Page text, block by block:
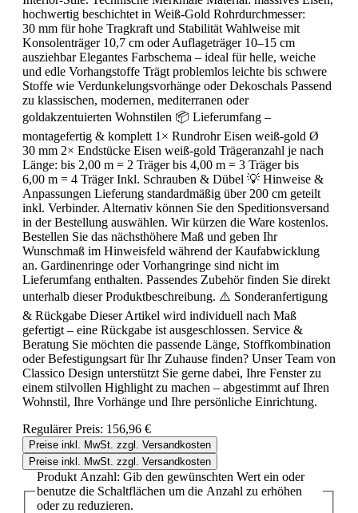
hochwertig beschichtet in Weiß-Gold Rohrdurchmesser:
30 mm für hohe Tragkraft und Stabilität Wahlweise mit
Konsolenträger 10,7 cm oder Auflageträger 10–15 cm
ausziehbar Elegantes Farbschema – ideal für helle, weiche
und edle Vorhangstoffe Trägt problemlos leichte bis schwere
Stoffe wie Verdunkelungsvorhänge oder Dekoschals Passend
zu klassischen, modernen, mediterranen oder
goldakzentuierten Wohnstilen 📦 Lieferumfang –
montagefertig & komplett 1× Rundrohr Eisen weiß-gold Ø
30 mm 2× Endstücke Eisen weiß-gold Trägeranzahl je nach
Länge: bis 2,00 m = 2 Träger bis 4,00 m = 3 Träger bis
6,00 m = 4 Träger Inkl. Schrauben & Dübel 💡 Hinweise &
Anpassungen Lieferung standardmäßig über 200 cm geteilt
inkl. Verbinder. Alternativ können Sie den Speditionsversand
in der Bestellung auswählen. Wir kürzen die Ware kostenlos.
Bestellen Sie das nächsthöhere Maß und geben Ihr
Wunschmaß im Hinweisfeld während der Kaufabwicklung
an. Gardinenringe oder Vorhangringe sind nicht im
Lieferumfang enthalten. Passendes Zubehör finden Sie direkt
unterhalb dieser Produktbeschreibung. ⚠️ Sonderanfertigung
& Rückgabe Dieser Artikel wird individuell nach Maß
gefertigt – eine Rückgabe ist ausgeschlossen. Service &
Beratung Sie möchten die passende Länge, Stoffkombination
oder Befestigungsart für Ihr Zuhause finden? Unser Team von
Classico Design unterstützt Sie gerne dabei, Ihre Fenster zu
einem stilvollen Highlight zu machen – abgestimmt auf Ihren
Wohnstil, Ihre Vorhänge und Ihre persönliche Einrichtung.
Regulärer Preis: 156,96 €
Preise inkl. MwSt. zzgl. Versandkosten
Preise inkl. MwSt. zzgl. Versandkosten
Produkt Anzahl: Gib den gewünschten Wert ein oder
benutze die Schaltflächen um die Anzahl zu erhöhen
oder zu reduzieren.